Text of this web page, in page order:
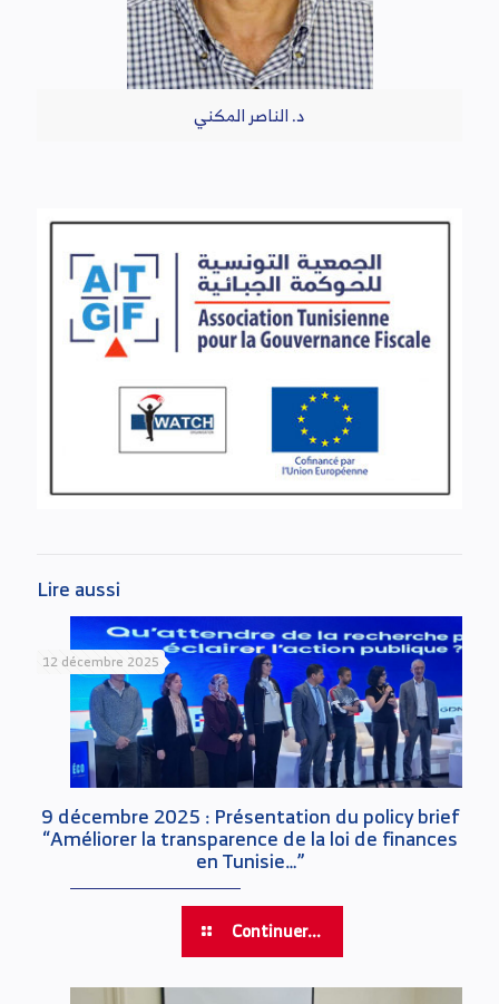
د. الناصر المكني
Lire aussi
12 décembre 2025
9 décembre 2025 : Présentation du policy brief
“Améliorer la transparence de la loi de finances
en Tunisie…”
Continuer...